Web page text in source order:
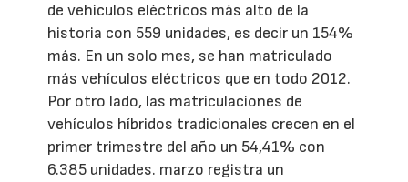
de vehículos eléctricos más alto de la
historia con 559 unidades, es decir un 154%
más. En un solo mes, se han matriculado
más vehículos eléctricos que en todo 2012.
Por otro lado, las matriculaciones de
vehículos híbridos tradicionales crecen en el
primer trimestre del año un 54,41% con
6.385 unidades. marzo registra un